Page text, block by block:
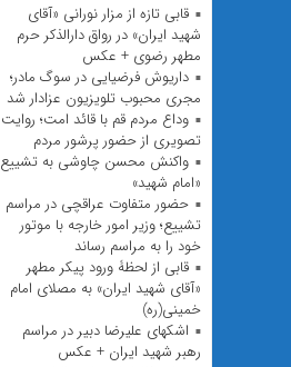
قابی تازه از مزار نورانی «آقای
شهید ایران» در رواق دارالذکر حرم
مطهر رضوی + عکس
داریوش فرضیایی در سوگ مادر؛
مجری محبوب تلویزیون عزادار شد
وداع مردم قم با قائد امت؛ روایت
تصویری از حضور پرشور مردم
واکنش محسن چاوشی به تشییع
«امام شهید»
حضور متفاوت عراقچی در مراسم
تشییع؛ وزیر امور خارجه با موتور
خود را به مراسم رساند
قابی از لحظۀ ورود پیکر مطهر
«آقای شهید ایران» به مصلای امام
خمینی(ره)
اشکهای علیرضا دبیر در مراسم
رهبر شهید ایران + عکس